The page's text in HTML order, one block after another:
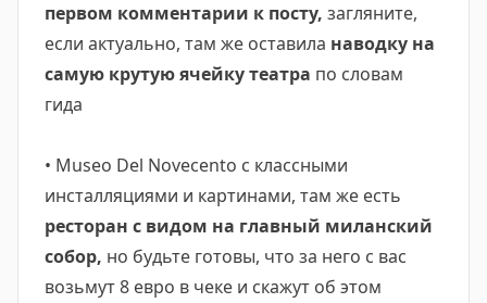
первом комментарии к посту, загляните,
если актуально, там же оставила наводку на
самую крутую ячейку театра по словам
гида
• Museo Del Novecento с классными
инсталляциями и картинами, там же есть
ресторан с видом на главный миланский
собор, но будьте готовы, что за него с вас
возьмут 8 евро в чеке и скажут об этом